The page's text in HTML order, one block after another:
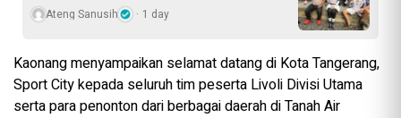
Ateng Sanusih 1 day
Kaonang menyampaikan selamat datang di Kota Tangerang,
Sport City kepada seluruh tim peserta Livoli Divisi Utama
serta para penonton dari berbagai daerah di Tanah Air